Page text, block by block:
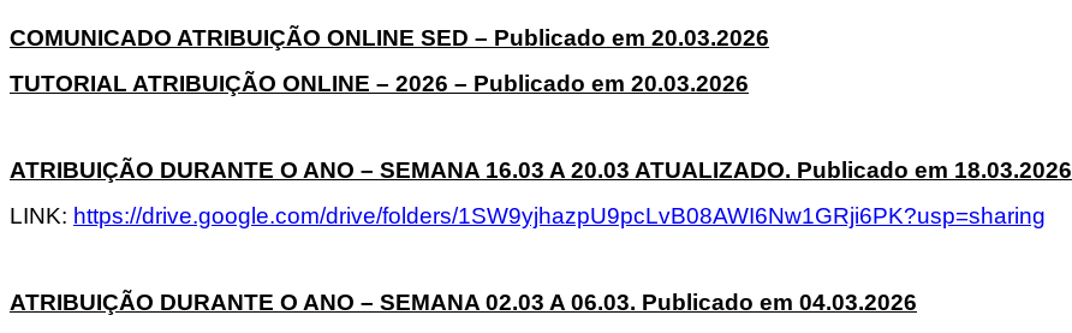
COMUNICADO ATRIBUIÇÃO ONLINE SED – Publicado em 20.03.2026
TUTORIAL ATRIBUIÇÃO ONLINE – 2026 – Publicado em 20.03.2026
ATRIBUIÇÃO DURANTE O ANO – SEMANA 16.03 A 20.03 ATUALIZADO. Publicado em 18.03.2026
LINK: https://drive.google.com/drive/folders/1SW9yjhazpU9pcLvB08AWI6Nw1GRji6PK?usp=sharing
ATRIBUIÇÃO DURANTE O ANO – SEMANA 02.03 A 06.03. Publicado em 04.03.2026